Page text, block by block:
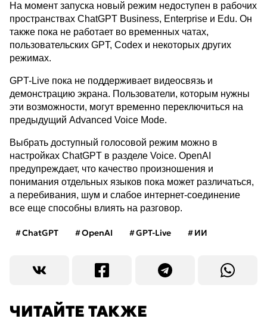
На момент запуска новый режим недоступен в рабочих
пространствах ChatGPT Business, Enterprise и Edu. Он
также пока не работает во временных чатах,
пользовательских GPT, Codex и некоторых других
режимах.
GPT-Live пока не поддерживает видеосвязь и
демонстрацию экрана. Пользователи, которым нужны
эти возможности, могут временно переключиться на
предыдущий Advanced Voice Mode.
Выбрать доступный голосовой режим можно в
настройках ChatGPT в разделе Voice. OpenAI
предупреждает, что качество произношения и
понимания отдельных языков пока может различаться,
а перебивания, шум и слабое интернет-соединение
все еще способны влиять на разговор.
ChatGPT OpenAI GPT-Live ИИ
ЧИТАЙТЕ ТАКЖЕ